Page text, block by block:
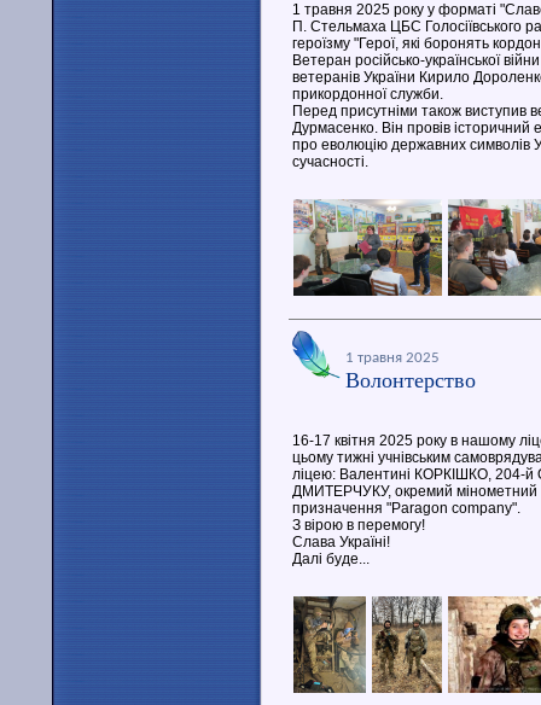
1 травня 2025 року у форматі
П. Стельмаха ЦБС Голосіївського
героїзму "Герої, які боронять
Ветеран російсько-української
ветеранів України Кирило
прикордонної служби.
Перед присутніми також виступив
Дурмасенко. Він провів історичний
про еволюцію державних символів
сучасності.
1 травня 2025
Волонтерство
16-17 квітня 2025 року в нашому
цьому тижні учнівським
ліцею: Валентині КОРКІШКО, 204-й
ДМИТЕРЧУКУ, окремий мінометний
призначення "Paragon company".
З вірою в перемогу!
Слава Україні!
Далі буде...